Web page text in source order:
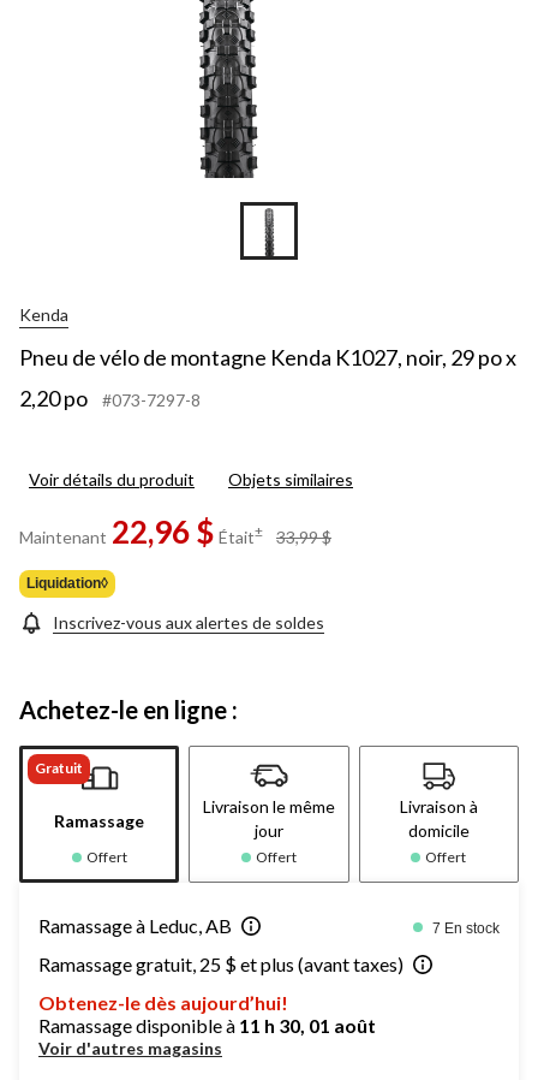
Kenda
Pneu de vélo de montagne Kenda K1027, noir, 29 po x
2,20 po
#073-7297-8
Voir détails du produit Objets similaires
Maintenant 22,96 $ Était± 33,99 $
Liquidation◊
Inscrivez-vous aux alertes de soldes
Achetez-le en ligne :
Gratuit
Ramassage
Offert
Livraison le même
jour
Offert
Livraison à
domicile
Offert
Ramassage à Leduc, AB 7 En stock
Ramassage gratuit, 25 $ et plus (avant taxes)
Obtenez-le dès aujourd’hui!
Ramassage disponible à 11 h 30, 01 août
Voir d'autres magasins